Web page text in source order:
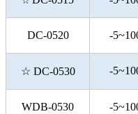
DC-0520 -
☆ DC-0530 -
WDB-0530 -